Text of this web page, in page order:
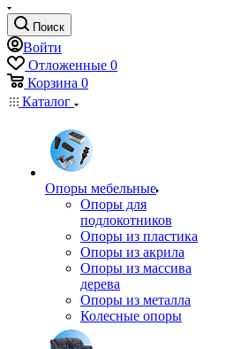
Поиск
Войти
Отложенные 0
Корзина 0
Каталог
Опоры мебельные
Опоры для
подлокотников
Опоры из пластика
Опоры из акрила
Опоры из массива
дерева
Опоры из металла
Колесные опоры